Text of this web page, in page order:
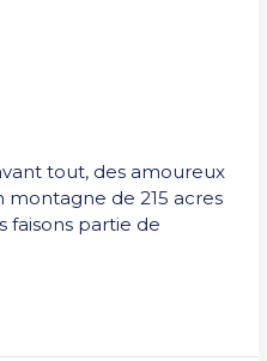
tout, des amoureux
de 215 acres
faisons partie de